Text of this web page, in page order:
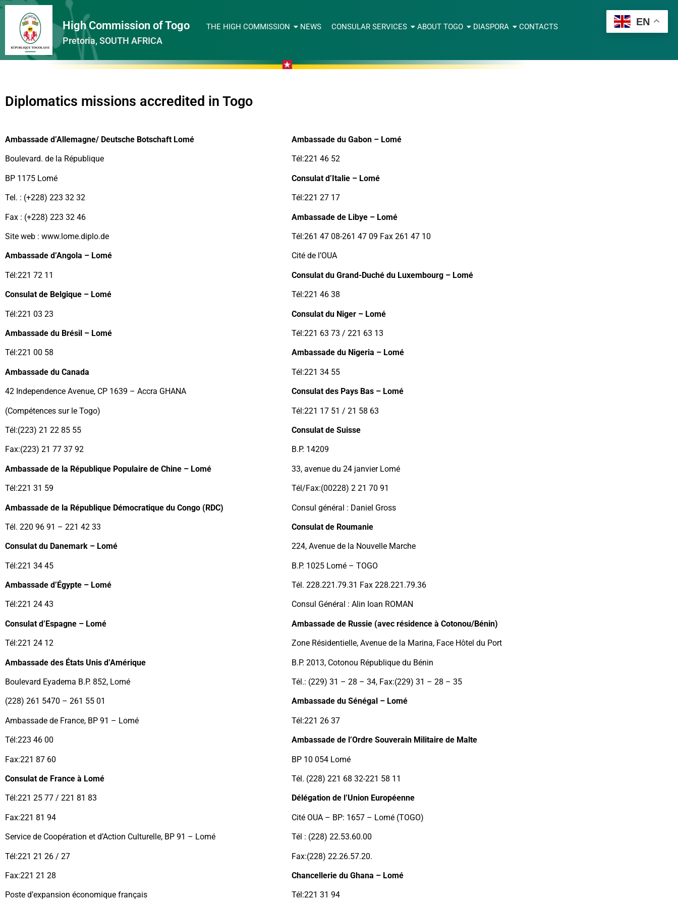
High Commission of Togo
Pretoria, SOUTH AFRICA
THE HIGH COMMISSION NEWS CONSULAR SERVICES ABOUT TOGO DIASPORA CONTACTS
Diplomatics missions accredited in Togo
Ambassade d’Allemagne/ Deutsche Botschaft Lomé
Boulevard. de la République
BP 1175 Lomé
Tel. : (+228) 223 32 32
Fax : (+228) 223 32 46
Site web : www.lome.diplo.de
Ambassade d’Angola – Lomé
Tél:221 72 11
Consulat de Belgique – Lomé
Tél:221 03 23
Ambassade du Brésil – Lomé
Tél:221 00 58
Ambassade du Canada
42 Independence Avenue, CP 1639 – Accra GHANA
(Compétences sur le Togo)
Tél:(223) 21 22 85 55
Fax:(223) 21 77 37 92
Ambassade de la République Populaire de Chine – Lomé
Tél:221 31 59
Ambassade de la République Démocratique du Congo (RDC)
Tél. 220 96 91 – 221 42 33
Consulat du Danemark – Lomé
Tél:221 34 45
Ambassade d’Égypte – Lomé
Tél:221 24 43
Consulat d’Espagne – Lomé
Tél:221 24 12
Ambassade des États Unis d’Amérique
Boulevard Eyadema B.P. 852, Lomé
(228) 261 5470 – 261 55 01
Ambassade de France, BP 91 – Lomé
Tél:223 46 00
Fax:221 87 60
Consulat de France à Lomé
Tél:221 25 77 / 221 81 83
Fax:221 81 94
Service de Coopération et d’Action Culturelle, BP 91 – Lomé
Tél:221 21 26 / 27
Fax:221 21 28
Poste d’expansion économique français
Ambassade du Gabon – Lomé
Tél:221 46 52
Consulat d’Italie – Lomé
Tél:221 27 17
Ambassade de Libye – Lomé
Tél:261 47 08-261 47 09 Fax 261 47 10
Cité de l’OUA
Consulat du Grand-Duché du Luxembourg – Lomé
Tél:221 46 38
Consulat du Niger – Lomé
Tél:221 63 73 / 221 63 13
Ambassade du Nigeria – Lomé
Tél:221 34 55
Consulat des Pays Bas – Lomé
Tél:221 17 51 / 21 58 63
Consulat de Suisse
B.P. 14209
33, avenue du 24 janvier Lomé
Tél/Fax:(00228) 2 21 70 91
Consul général : Daniel Gross
Consulat de Roumanie
224, Avenue de la Nouvelle Marche
B.P. 1025 Lomé – TOGO
Tél. 228.221.79.31 Fax 228.221.79.36
Consul Général : Alin Ioan ROMAN
Ambassade de Russie (avec résidence à Cotonou/Bénin)
Zone Résidentielle, Avenue de la Marina, Face Hôtel du Port
B.P. 2013, Cotonou République du Bénin
Tél.: (229) 31 – 28 – 34, Fax:(229) 31 – 28 – 35
Ambassade du Sénégal – Lomé
Tél:221 26 37
Ambassade de l’Ordre Souverain Militaire de Malte
BP 10 054 Lomé
Tél. (228) 221 68 32-221 58 11
Délégation de l’Union Européenne
Cité OUA – BP: 1657 – Lomé (TOGO)
Tél : (228) 22.53.60.00
Fax:(228) 22.26.57.20.
Chancellerie du Ghana – Lomé
Tél:221 31 94
EN